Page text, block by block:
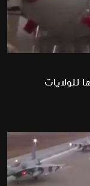
للولايات